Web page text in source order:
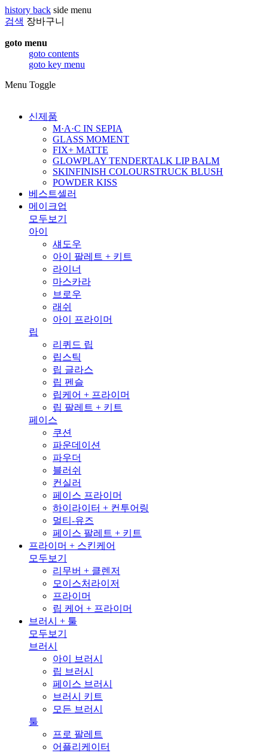
history back side menu
검색 장바구니
goto menu
goto contents
goto key menu
Menu Toggle
신제품
M·A·C IN SEPIA
GLASS MOMENT
FIX+ MATTE
GLOWPLAY TENDERTALK LIP BALM
SKINFINISH COLOURSTRUCK BLUSH
POWDER KISS
베스트셀러
메이크업
모두보기
아이
섀도우
아이 팔레트 + 키트
라이너
마스카라
브로우
래쉬
아이 프라이머
립
리퀴드 립
립스틱
립 글라스
립 펜슬
립케어 + 프라이머
립 팔레트 + 키트
페이스
쿠션
파운데이션
파우더
블러쉬
컨실러
페이스 프라이머
하이라이터 + 컨투어링
멀티-유즈
페이스 팔레트 + 키트
프라이머 + 스킨케어
모두보기
리무버 + 클렌저
모이스처라이저
프라이머
립 케어 + 프라이머
브러시 + 툴
모두보기
브러시
아이 브러시
립 브러시
페이스 브러시
브러시 키트
모든 브러시
툴
프로 팔레트
어플리케이터